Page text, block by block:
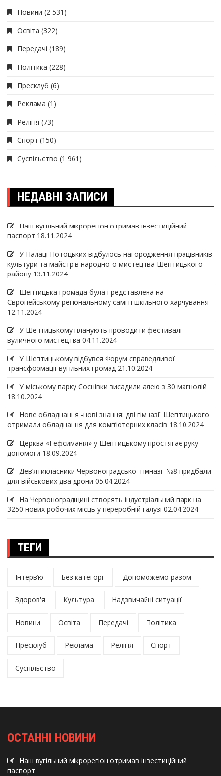
Новини (2 531)
Освіта (322)
Передачі (189)
Політика (228)
Пресклуб (6)
Реклама (1)
Релігія (73)
Спорт (150)
Суспільство (1 961)
НЕДАВНІ ЗАПИСИ
Наш вугільний мікрорегіон отримав інвеcтиційний
паспорт 18.11.2024
У Палаці Потоцьких відбулось нагородження працівників
культури та майстрів народного мистецтва Шептицького
району 13.11.2024
Шептицька громада була представлена на
Європейському регіональному саміті шкільного харчування
12.11.2024
У Шептицькому планують проводити фестивалі
вуличного мистецтва 04.11.2024
У Шептицькому відбувся Форум справедливої
трансформації вугільних громад 21.10.2024
У міському парку Соснівки висадили алею з 30 магнолій
18.10.2024
Нове обладнання -нові знання: дві гімназії Шептицького
отримали обладнання для комп’ютерних класів 18.10.2024
Церква «Гефсиманія» у Шептицькому простягає руку
допомоги 18.09.2024
Дев‘ятикласники Червоноградської гімназії №8 придбали
для військових два дрони 05.04.2024
На Червоноградщині створять індустріальний парк на
3250 нових робочих місць у переробній галузі 02.04.2024
ТЕГИ
Інтерв’ю Без категорії Допоможемо разом
Здоров'я Культура Надзвичайні ситуації
Новини Освіта Передачі Політика
Пресклуб Реклама Релігія Спорт
Суспільство
ОСТАННІ НОВИНИ
Наш вугільний мікрорегіон отримав інвеcтиційний
паспорт